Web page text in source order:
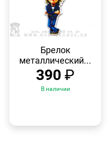
ПРОСМОТР
Брелок
металлический...
390 ₽
В наличии